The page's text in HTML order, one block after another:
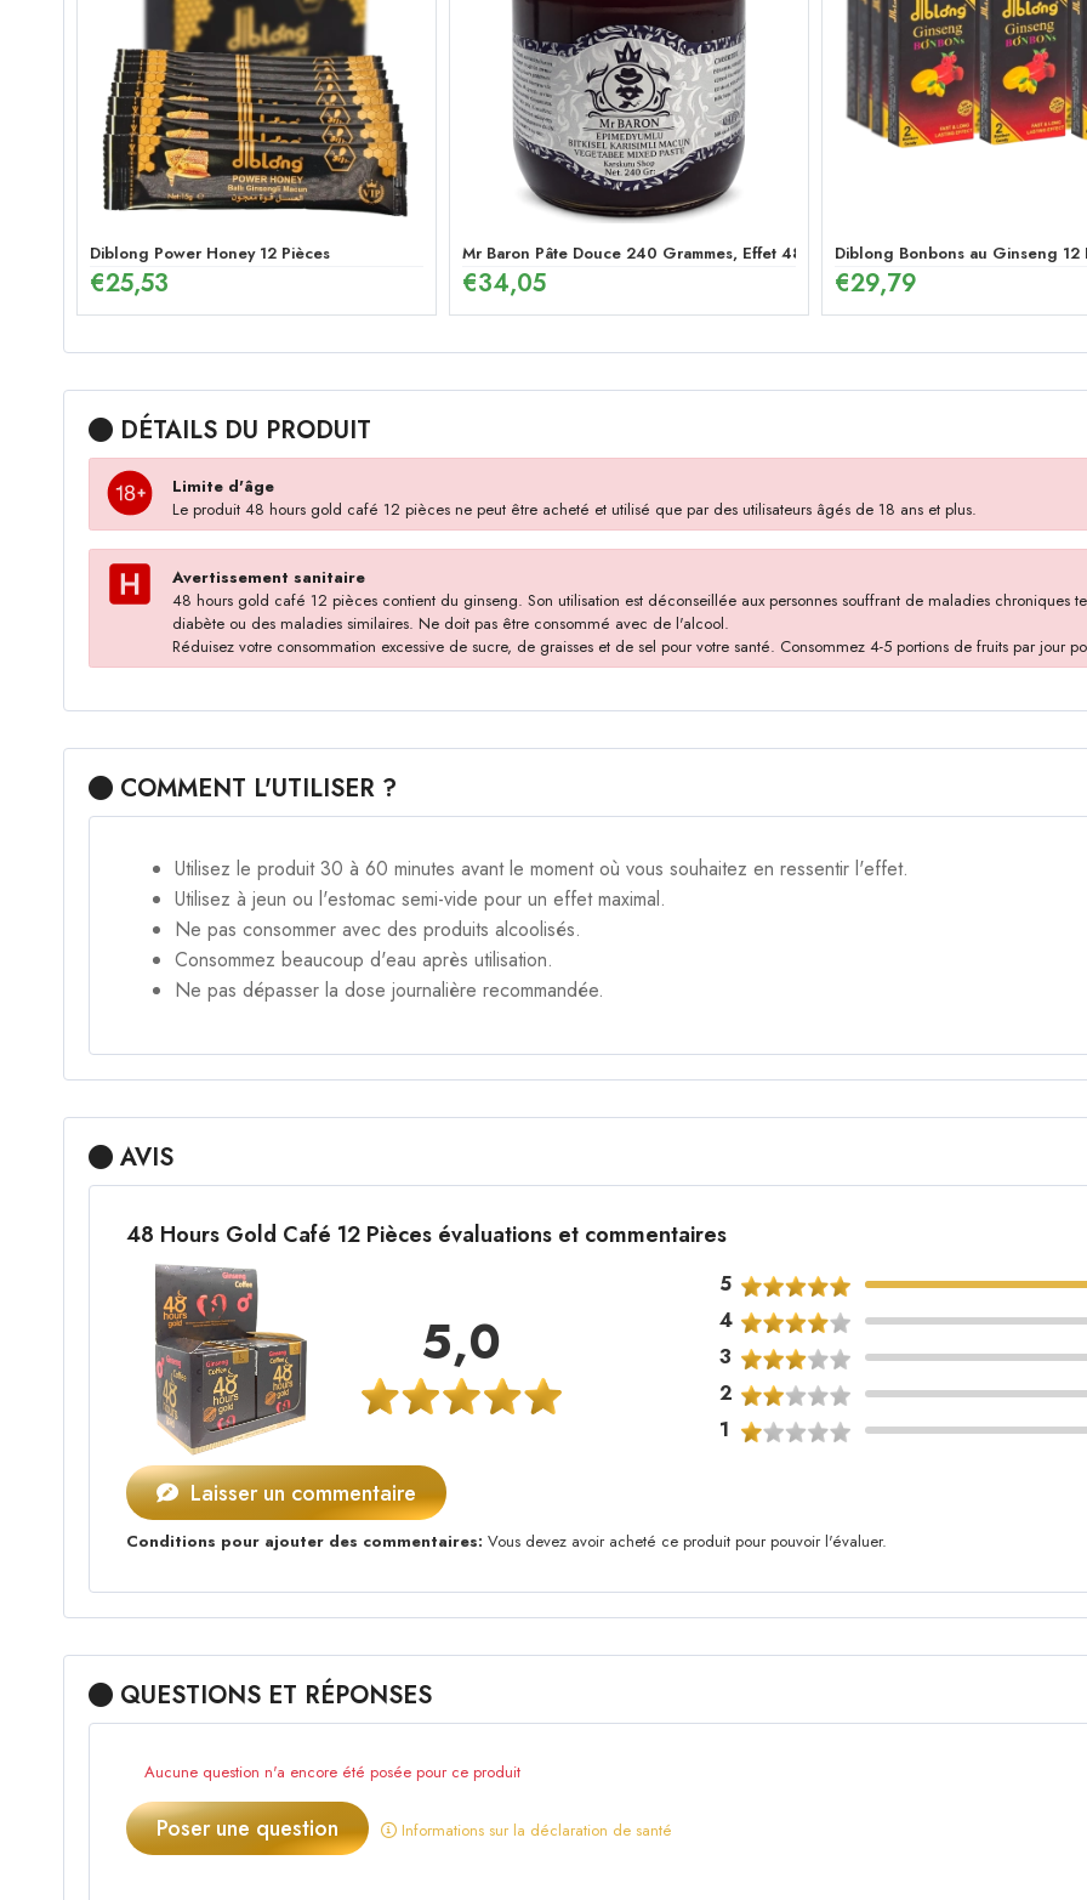
Diblong Power Honey 12 Pièces
€25,53
Mr Baron Pâte Douce 240 Grammes, Effet 48 Heures Pâte au Ginseng et Menthe
€34,05
Diblong Bonbons au Ginseng 12
€29,79
DÉTAILS DU PRODUIT
Limite d'âge
Le produit 48 hours gold café 12 pièces ne peut être acheté et utilisé que par des utilisateurs âgés de 18 ans et plus.
Avertissement sanitaire
48 hours gold café 12 pièces contient du ginseng. Son utilisation est déconseillée aux personnes souffrant de maladies chroniques
diabète ou des maladies similaires. Ne doit pas être consommé avec de l'alcool.
Réduisez votre consommation excessive de sucre, de graisses et de sel pour votre santé. Consommez 4-5 portions de fruits par jour
COMMENT L'UTILISER ?
Utilisez le produit 30 à 60 minutes avant le moment où vous souhaitez en ressentir l'effet.
Utilisez à jeun ou l'estomac semi-vide pour un effet maximal.
Ne pas consommer avec des produits alcoolisés.
Consommez beaucoup d'eau après utilisation.
Ne pas dépasser la dose journalière recommandée.
AVIS
48 Hours Gold Café 12 Pièces évaluations et commentaires
5,0
5
4
3
2
1
Laisser un commentaire
Conditions pour ajouter des commentaires: Vous devez avoir acheté ce produit pour pouvoir l'évaluer.
QUESTIONS ET RÉPONSES
Aucune question n'a encore été posée pour ce produit
Poser une question Informations sur la déclaration de santé